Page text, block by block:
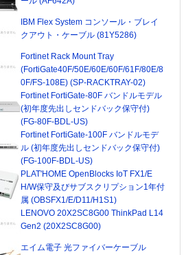
IBM Flex System コンソール・ブレイ
クアウト・ケーブル (81Y5286)
Fortinet Rack Mount Tray
(FortiGate40F/50E/60E/60F/61F/80E/8
0F/FS-108E) (SP-RACKTRAY-02)
Fortinet FortiGate-80F バンドルモデル
(初年度先出しセンドバック保守付)
(FG-80F-BDL-US)
Fortinet FortiGate-100F バンドルモデ
ル (初年度先出しセンドバック保守付)
(FG-100F-BDL-US)
PLAT'HOME OpenBlocks IoT FX1/E
H/W保守及びサブスクリプション1年付
属 (OBSFX1/E/D11/H1S1)
LENOVO 20X2SC8G00 ThinkPad L14
Gen2 (20X2SC8G00)
エイム電子 光ファイバーケーブル